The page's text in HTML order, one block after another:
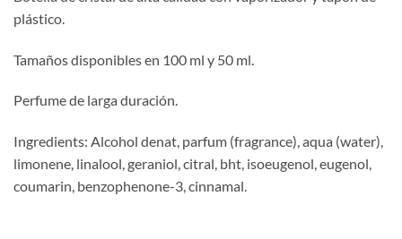
plástico.
Tamaños disponibles en 100 ml y 50 ml.
Perfume de larga duración.
Ingredients: Alcohol denat, parfum (fragrance), aqua (water),
limonene, linalool, geraniol, citral, bht, isoeugenol, eugenol,
coumarin, benzophenone-3, cinnamal.